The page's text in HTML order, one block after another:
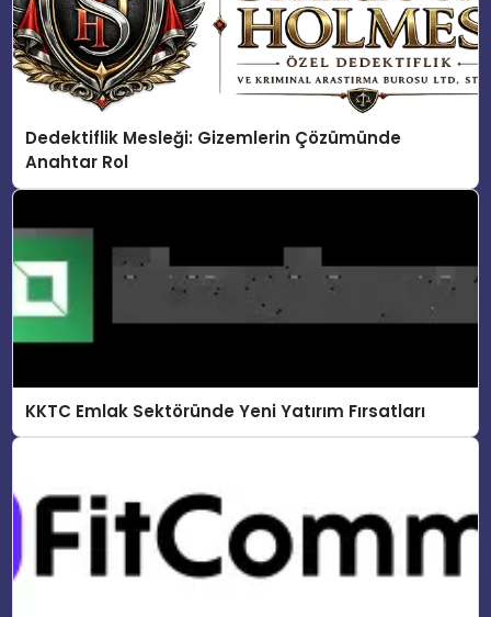
Dedektiflik Mesleği: Gizemlerin Çözümünde
Anahtar Rol
KKTC Emlak Sektöründe Yeni Yatırım Fırsatları